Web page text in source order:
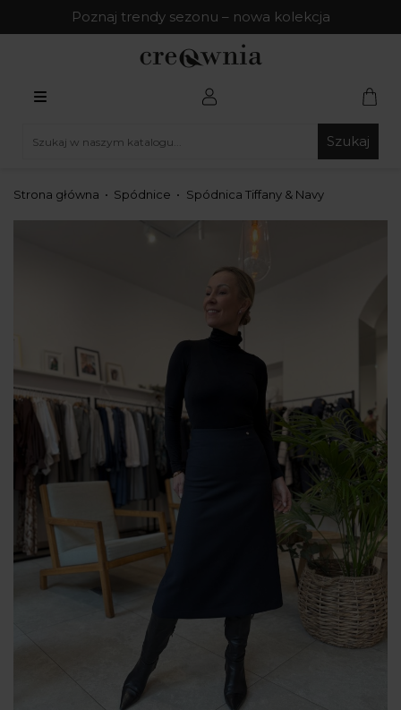
Poznaj trendy sezonu – nowa kolekcja
Szukaj
Strona główna Spódnice Spódnica Tiffany & Navy